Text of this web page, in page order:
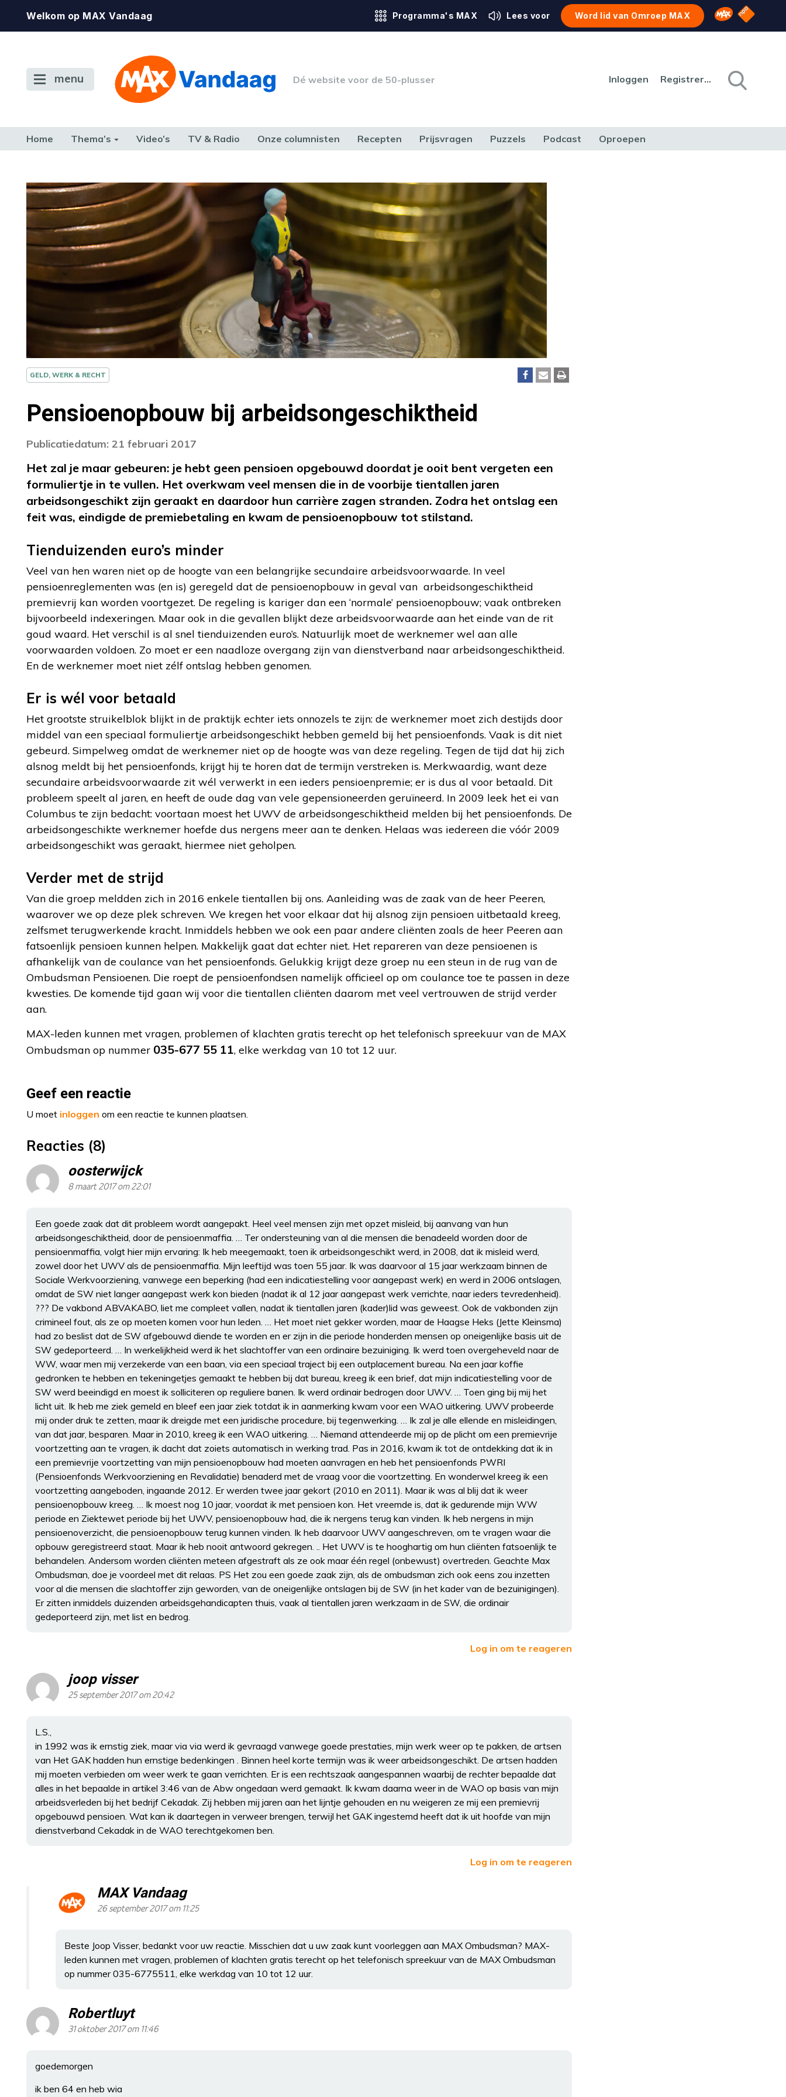
Welkom op MAX Vandaag Programma's MAX Lees voor Word lid van Omroep MAX Omroep MAX
NPO
menu Dé website voor de 50-plusser Inloggen Registreren
Home Thema’s Video’s TV & Radio Onze columnisten Recepten Prijsvragen Puzzels Podcast Oproepen
GELD, WERK & RECHT
Pensioenopbouw bij arbeidsongeschiktheid
Publicatiedatum: 21 februari 2017
Het zal je maar gebeuren: je hebt geen pensioen opgebouwd doordat je ooit bent vergeten een
formuliertje in te vullen. Het overkwam veel mensen die in de voorbije tientallen jaren
arbeidsongeschikt zijn geraakt en daardoor hun carrière zagen stranden. Zodra het ontslag een
feit was, eindigde de premiebetaling en kwam de pensioenopbouw tot stilstand.
Tienduizenden euro’s minder
Veel van hen waren niet op de hoogte van een belangrijke secundaire arbeidsvoorwaarde. In veel
pensioenreglementen was (en is) geregeld dat de pensioenopbouw in geval van arbeidsongeschiktheid
premievrij kan worden voortgezet. De regeling is kariger dan een ‘normale’ pensioenopbouw; vaak ontbreken
bijvoorbeeld indexeringen. Maar ook in die gevallen blijkt deze arbeidsvoorwaarde aan het einde van de rit
goud waard. Het verschil is al snel tienduizenden euro’s. Natuurlijk moet de werknemer wel aan alle
voorwaarden voldoen. Zo moet er een naadloze overgang zijn van dienstverband naar arbeidsongeschiktheid.
En de werknemer moet niet zélf ontslag hebben genomen.
Er is wél voor betaald
Het grootste struikelblok blijkt in de praktijk echter iets onnozels te zijn: de werknemer moet zich destijds door
middel van een speciaal formuliertje arbeidsongeschikt hebben gemeld bij het pensioenfonds. Vaak is dit niet
gebeurd. Simpelweg omdat de werknemer niet op de hoogte was van deze regeling. Tegen de tijd dat hij zich
alsnog meldt bij het pensioenfonds, krijgt hij te horen dat de termijn verstreken is. Merkwaardig, want deze
secundaire arbeidsvoorwaarde zit wél verwerkt in een ieders pensioenpremie; er is dus al voor betaald. Dit
probleem speelt al jaren, en heeft de oude dag van vele gepensioneerden geruïneerd. In 2009 leek het ei van
Columbus te zijn bedacht: voortaan moest het UWV de arbeidsongeschiktheid melden bij het pensioenfonds. De
arbeidsongeschikte werknemer hoefde dus nergens meer aan te denken. Helaas was iedereen die vóór 2009
arbeidsongeschikt was geraakt, hiermee niet geholpen.
Verder met de strijd
Van die groep meldden zich in 2016 enkele tientallen bij ons. Aanleiding was de zaak van de heer Peeren,
waarover we op deze plek schreven. We kregen het voor elkaar dat hij alsnog zijn pensioen uitbetaald kreeg,
zelfsmet terugwerkende kracht. Inmiddels hebben we ook een paar andere cliënten zoals de heer Peeren aan
fatsoenlijk pensioen kunnen helpen. Makkelijk gaat dat echter niet. Het repareren van deze pensioenen is
afhankelijk van de coulance van het pensioenfonds. Gelukkig krijgt deze groep nu een steun in de rug van de
Ombudsman Pensioenen. Die roept de pensioenfondsen namelijk officieel op om coulance toe te passen in deze
kwesties. De komende tijd gaan wij voor die tientallen cliënten daarom met veel vertrouwen de strijd verder
aan.
MAX-leden kunnen met vragen, problemen of klachten gratis terecht op het telefonisch spreekuur van de MAX
Ombudsman op nummer 035-677 55 11, elke werkdag van 10 tot 12 uur.
Geef een reactie
U moet inloggen om een reactie te kunnen plaatsen.
Reacties (8)
oosterwijck
8 maart 2017 om 22:01
Een goede zaak dat dit probleem wordt aangepakt. Heel veel mensen zijn met opzet misleid, bij aanvang van hun
arbeidsongeschiktheid, door de pensioenmaffia. … Ter ondersteuning van al die mensen die benadeeld worden door de
pensioenmaffia, volgt hier mijn ervaring: Ik heb meegemaakt, toen ik arbeidsongeschikt werd, in 2008, dat ik misleid werd,
zowel door het UWV als de pensioenmaffia. Mijn leeftijd was toen 55 jaar. Ik was daarvoor al 15 jaar werkzaam binnen de
Sociale Werkvoorziening, vanwege een beperking (had een indicatiestelling voor aangepast werk) en werd in 2006 ontslagen,
omdat de SW niet langer aangepast werk kon bieden (nadat ik al 12 jaar aangepast werk verrichte, naar ieders tevredenheid).
??? De vakbond ABVAKABO, liet me compleet vallen, nadat ik tientallen jaren (kader)lid was geweest. Ook de vakbonden zijn
crimineel fout, als ze op moeten komen voor hun leden. … Het moet niet gekker worden, maar de Haagse Heks (Jette Kleinsma)
had zo beslist dat de SW afgebouwd diende te worden en er zijn in die periode honderden mensen op oneigenlijke basis uit de
SW gedeporteerd. … In werkelijkheid werd ik het slachtoffer van een ordinaire bezuiniging. Ik werd toen overgeheveld naar de
WW, waar men mij verzekerde van een baan, via een speciaal traject bij een outplacement bureau. Na een jaar koffie
gedronken te hebben en tekeningetjes gemaakt te hebben bij dat bureau, kreeg ik een brief, dat mijn indicatiestelling voor de
SW werd beeindigd en moest ik solliciteren op reguliere banen. Ik werd ordinair bedrogen door UWV. … Toen ging bij mij het
licht uit. Ik heb me ziek gemeld en bleef een jaar ziek totdat ik in aanmerking kwam voor een WAO uitkering. UWV probeerde
mij onder druk te zetten, maar ik dreigde met een juridische procedure, bij tegenwerking. … Ik zal je alle ellende en misleidingen,
van dat jaar, besparen. Maar in 2010, kreeg ik een WAO uitkering. … Niemand attendeerde mij op de plicht om een premievrije
voortzetting aan te vragen, ik dacht dat zoiets automatisch in werking trad. Pas in 2016, kwam ik tot de ontdekking dat ik in
een premievrije voortzetting van mijn pensioenopbouw had moeten aanvragen en heb het pensioenfonds PWRI
(Pensioenfonds Werkvoorziening en Revalidatie) benaderd met de vraag voor die voortzetting. En wonderwel kreeg ik een
voortzetting aangeboden, ingaande 2012. Er werden twee jaar gekort (2010 en 2011). Maar ik was al blij dat ik weer
pensioenopbouw kreeg. … Ik moest nog 10 jaar, voordat ik met pensioen kon. Het vreemde is, dat ik gedurende mijn WW
periode en Ziektewet periode bij het UWV, pensioenopbouw had, die ik nergens terug kan vinden. Ik heb nergens in mijn
pensioenoverzicht, die pensioenopbouw terug kunnen vinden. Ik heb daarvoor UWV aangeschreven, om te vragen waar die
opbouw geregistreerd staat. Maar ik heb nooit antwoord gekregen. .. Het UWV is te hooghartig om hun cliënten fatsoenlijk te
behandelen. Andersom worden cliënten meteen afgestraft als ze ook maar één regel (onbewust) overtreden. Geachte Max
Ombudsman, doe je voordeel met dit relaas. PS Het zou een goede zaak zijn, als de ombudsman zich ook eens zou inzetten
voor al die mensen die slachtoffer zijn geworden, van de oneigenlijke ontslagen bij de SW (in het kader van de bezuinigingen).
Er zitten inmiddels duizenden arbeidsgehandicapten thuis, vaak al tientallen jaren werkzaam in de SW, die ordinair
gedeporteerd zijn, met list en bedrog.
Log in om te reageren
joop visser
25 september 2017 om 20:42
L.S.,
in 1992 was ik ernstig ziek, maar via via werd ik gevraagd vanwege goede prestaties, mijn werk weer op te pakken, de artsen
van Het GAK hadden hun ernstige bedenkingen . Binnen heel korte termijn was ik weer arbeidsongeschikt. De artsen hadden
mij moeten verbieden om weer werk te gaan verrichten. Er is een rechtszaak aangespannen waarbij de rechter bepaalde dat
alles in het bepaalde in artikel 3:46 van de Abw ongedaan werd gemaakt. Ik kwam daarna weer in de WAO op basis van mijn
arbeidsverleden bij het bedrijf Cekadak. Zij hebben mij jaren aan het lijntje gehouden en nu weigeren ze mij een premievrij
opgebouwd pensioen. Wat kan ik daartegen in verweer brengen, terwijl het GAK ingestemd heeft dat ik uit hoofde van mijn
dienstverband Cekadak in de WAO terechtgekomen ben.
Log in om te reageren
MAX Vandaag
26 september 2017 om 11:25
Beste Joop Visser, bedankt voor uw reactie. Misschien dat u uw zaak kunt voorleggen aan MAX Ombudsman? MAX-
leden kunnen met vragen, problemen of klachten gratis terecht op het telefonisch spreekuur van de MAX Ombudsman
op nummer 035-6775511, elke werkdag van 10 tot 12 uur.
Robertluyt
31 oktober 2017 om 11:46
goedemorgen
ik ben 64 en heb wia